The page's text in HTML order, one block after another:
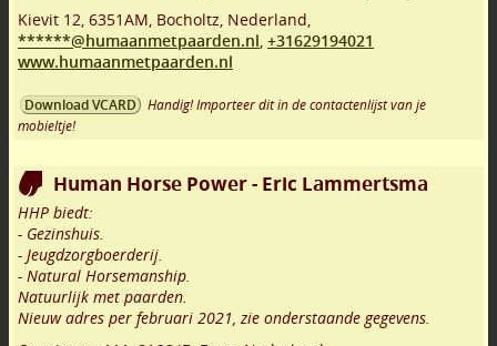
Kievit 12, 6351AM, Bocholtz, Nederland,
******@humaanmetpaarden.nl, +31629194021
www.humaanmetpaarden.nl
Download VCARD
Handig! Importeer dit in de contactenlijst van je
mobieltje!
Human Horse Power - Eric Lammertsma
HHP biedt:
- Gezinshuis.
- Jeugdzorgboerderij.
- Natural Horsemanship.
Natuurlijk met paarden.
Nieuw adres per februari 2021, zie onderstaande gegevens.